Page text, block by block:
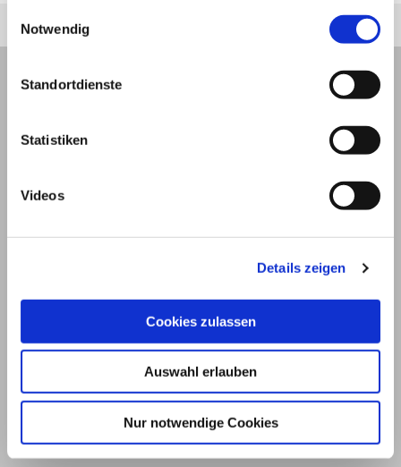
Notwendig
Standortdienste
Statistiken
Videos
Details zeigen
Cookies zulassen
Auswahl erlauben
Nur notwendige Cookies
© 2026
Impressum und Nutzungsbedingungen
Datenschutz Privatsphäre
Qualitätsrichtlinien Barrierefreiheit